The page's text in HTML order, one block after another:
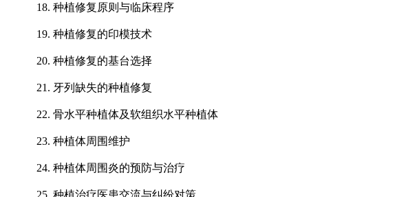
18. 种植修复原则与临床程序
19. 种植修复的印模技术
20. 种植修复的基台选择
21. 牙列缺失的种植修复
22. 骨水平种植体及软组织水平种植体
23. 种植体周围维护
24. 种植体周围炎的预防与治疗
25. 种植治疗医患交流与纠纷对策